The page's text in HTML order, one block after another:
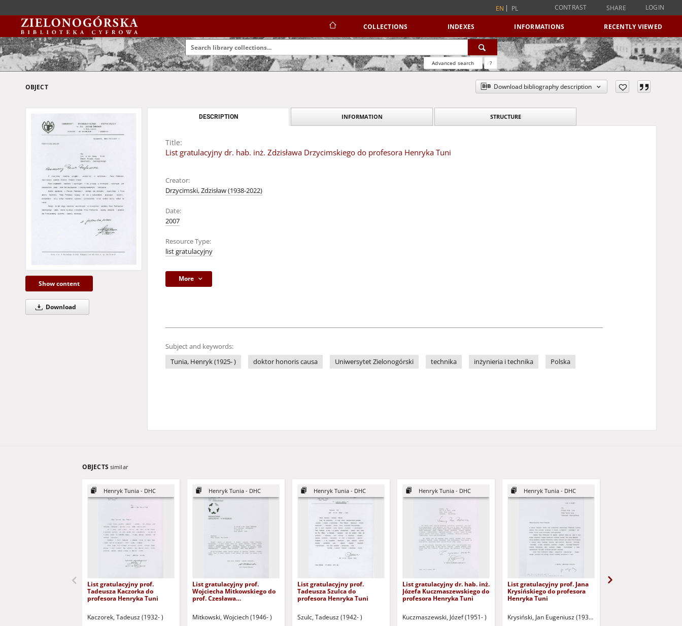
EN PL CONTRAST SHARE LOGIN
COLLECTIONS INDEXES INFORMATIONS RECENTLY VIEWED
Advanced search ?
OBJECT Download bibliography description
Show content
Download
DESCRIPTION INFORMATION STRUCTURE
Title:
List gratulacyjny dr. hab. inż. Zdzisława Drzycimskiego do profesora Henryka Tuni
Creator:
Drzycimski, Zdzisław (1938-2022)
Date:
2007
Resource Type:
list gratulacyjny
More
Subject and keywords:
Tunia, Henryk (1925- )
doktor honoris causa Uniwersytet Zielonogórski technika inżynieria i technika Polska
OBJECTS similar
Henryk Tunia - DHC
List gratulacyjny prof.
Tadeusza Kaczorka do
profesora Henryka Tuni
Kaczorek, Tadeusz (1932- )
Henryk Tunia - DHC
List gratulacyjny prof.
Wojciecha Mitkowskiego do
prof. Czesława
Mitkowski, Wojciech (1946- )
Henryk Tunia - DHC
List gratulacyjny prof.
Tadeusza Szulca do
profesora Henryka Tuni
Szulc, Tadeusz (1942- )
Henryk Tunia - DHC
List gratulacyjny dr. hab. inż.
Józefa Kuczmaszewskiego do
profesora Henryka Tuni
Kuczmaszewski, Józef (1951- )
Henryk Tunia - DHC
List gratulacyjny prof. Jana
Krysińskiego do profesora
Henryka Tuni
Krysiński, Jan Eugeniusz (1935- )